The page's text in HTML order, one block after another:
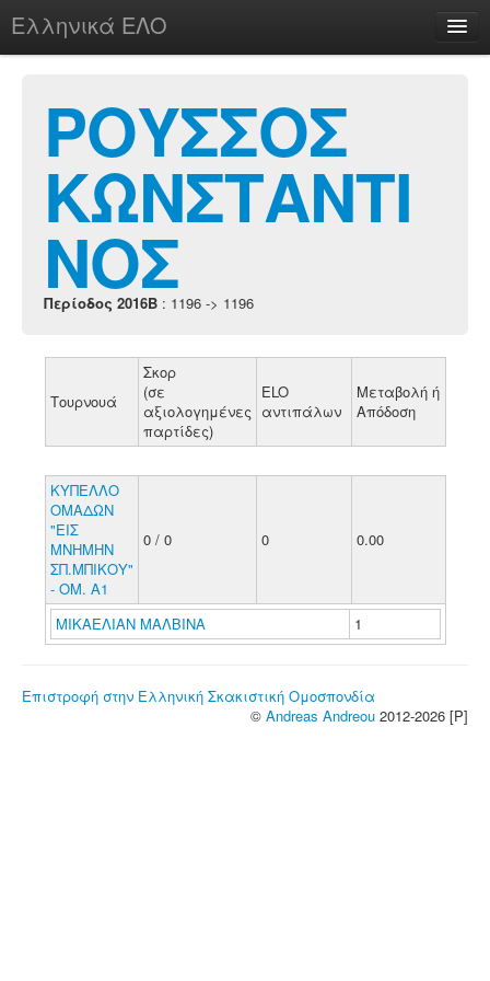
Ελληνικά ΕΛΟ
chesstu.be @ discord
Login
ΡΟΥΣΣΟΣ
ΚΩΝΣΤΑΝΤΙ
ΝΟΣ
Περίοδος 2016B : 1196 -> 1196
Τουρνουά
Σκορ
(σε
αξιολογημένες
παρτίδες)
ELO
αντιπάλων
Μεταβολή ή
Απόδοση
ΚΥΠΕΛΛΟ
ΟΜΑΔΩΝ
"ΕΙΣ
ΜΝΗΜΗΝ
ΣΠ.ΜΠΙΚΟΥ"
- ΟΜ. Α1
0 / 0 0 0.00
ΜΙΚΑΕΛΙΑΝ ΜΑΛΒΙΝΑ 1
Επιστροφή στην Ελληνική Σκακιστική Ομοσπονδία
© Andreas Andreou 2012-2026 [P]